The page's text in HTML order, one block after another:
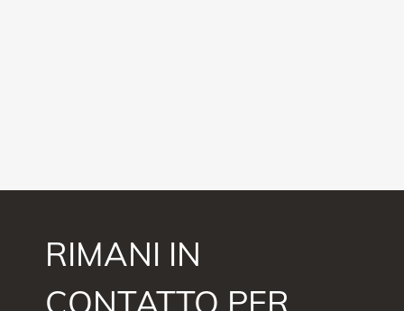
RIMANI IN
CONTATTO PER